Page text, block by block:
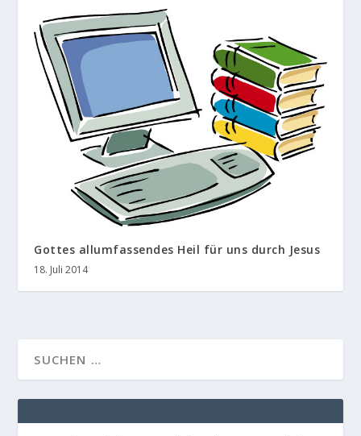
Gottes allumfassendes Heil für uns durch Jesus
18. Juli 2014